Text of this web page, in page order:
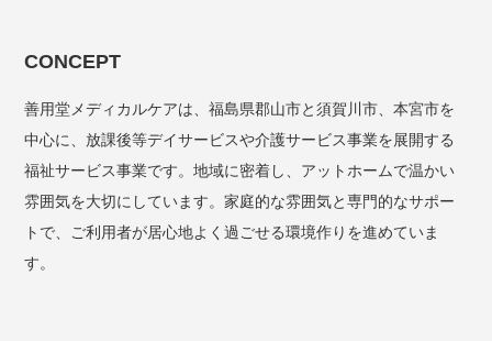
CONCEPT
善用堂メディカルケアは、福島県郡山市と須賀川市、本宮市を
中心に、放課後等デイサービスや介護サービス事業を展開する
福祉サービス事業です。地域に密着し、アットホームで温かい
雰囲気を大切にしています。家庭的な雰囲気と専門的なサポー
トで、ご利用者が居心地よく過ごせる環境作りを進めていま
す。